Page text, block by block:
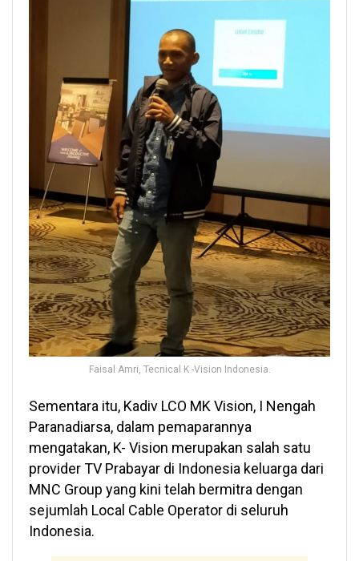
Faisal Amri, Tecnical K -Vision Indonesia.
Sementara itu, Kadiv LCO MK Vision, I Nengah
Paranadiarsa, dalam pemaparannya
mengatakan, K- Vision merupakan salah satu
provider TV Prabayar di Indonesia keluarga dari
MNC Group yang kini telah bermitra dengan
sejumlah Local Cable Operator di seluruh
Indonesia.